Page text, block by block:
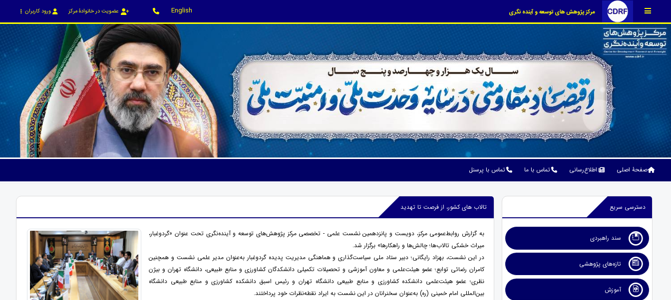
مرکز پژوهش های توسعه و آینده نگری English عضویت در خانوادۀ مرکز ورود کاربران
صفحۀ اصلی اطلاع‌رسانی تماس با ما تماس با پرسنل
دسترسی سریع
سند راهبردی
تازه‌های پژوهشی
آموزش
تالاب های کشور، از فرصت تا تهدید
به گزارش روابط‌عمومی مرکز، دویست و پانزدهمین نشست علمی - تخصصی مرکز پژوهش‌های توسعه و آینده‌نگری تحت عنوان «گردوغبار،
میراث خشکی تالاب‌ها؛ چالش‌ها و راهکارها» برگزار شد.
در این نشست، بهزاد رایگانی؛ دبیر ستاد ملی سیاست‌گذاری و هماهنگی مدیریت پدیده گردوغبار به‌عنوان مدیر علمی نشست و همچنین
کامران رضائی توابع؛ عضو هیئت‌علمی و معاون آموزشی و تحصیلات تکمیلی دانشکدگان کشاورزی و منابع طبیعی، دانشگاه تهران و بیژن
نظری؛ عضو هیئت‌علمی دانشکده کشاورزی و منابع طبیعی دانشگاه تهران و رئیس اسبق دانشکده کشاورزی و منابع طبیعی دانشگاه
بین‌المللی امام خمینی (ره) به‌عنوان سخنرانان در این نشست به ایراد نقطه‌نظرات خود پرداختند.